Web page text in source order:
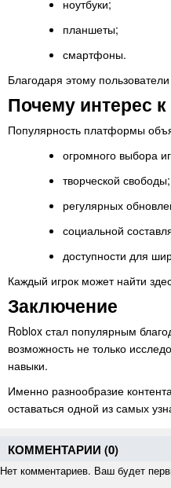
ноутбуки;
планшеты;
смартфоны.
Благодаря этому
Почему интерес
Популярность платформы
огромного выбора
творческой свободы;
регулярных
социальной
доступности для
Каждый игрок может найти
Заключение
Roblox стал популярным
возможность не только
навыки.
Именно разнообразие
оставаться одной из самых
КОММЕНТАРИИ (0)
Нет комментариев. Ваш будет